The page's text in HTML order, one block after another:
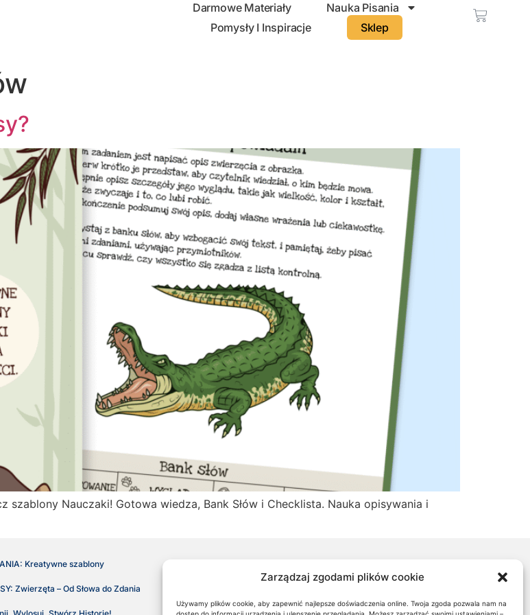
Zarządzaj zgodami plików cookie
Używamy plików cookie, aby zapewnić najlepsze doświadczenia online. Twoja zgoda pozwala nam na
Darmowe Materiały
Nauka Pisania
Pomysły I Inspiracje
Sklep
szablony Nauczaki! Gotowa wiedza, Bank Słów i Checklista. Nauka opisywania i
Kreatywne szablony
Zwierzęta – Od Słowa do Zdania